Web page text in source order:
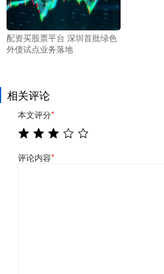
配资买股票平台 深圳首批绿色
外债试点业务落地
相关评论
本文评分*
评论内容*